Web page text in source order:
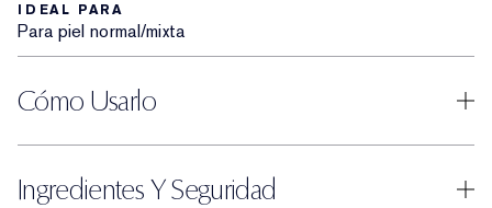
IDEAL PARA
Para piel normal/mixta
Cómo Usarlo
Ingredientes Y Seguridad